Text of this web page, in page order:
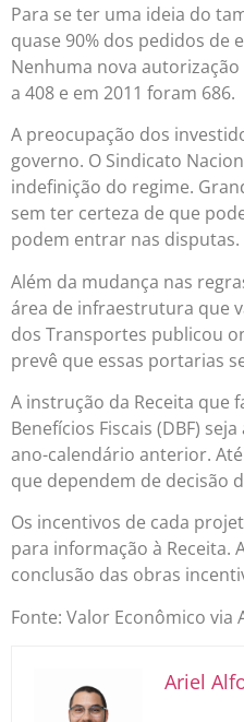
Para se ter uma ideia do
quase 90% dos pedidos de
Nenhuma nova
a 408 e em 2011 foram 686.
A preocupação dos
governo. O Sindicato
indefinição do regime.
sem ter certeza de que
podem entrar nas disputas.
Além da mudança nas
área de infraestrutura que
dos Transportes publicou
prevê que essas portarias
A instrução da Receita que
Benefícios Fiscais (DBF)
ano-calendário anterior.
que dependem de decisão
Os incentivos de cada
para informação à Receita.
conclusão das obras
Fonte: Valor Econômico via
Ariel